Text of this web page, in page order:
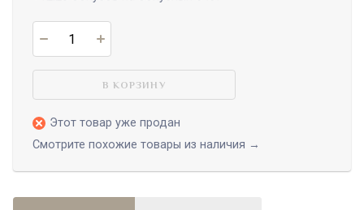
В КОРЗИНУ
Этот товар уже продан
Смотрите похожие товары из наличия →